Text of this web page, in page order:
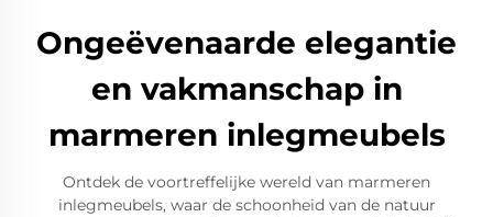
Ongeëvenaarde elegantie
en vakmanschap in
marmeren inlegmeubels
Ontdek de voortreffelijke wereld van marmeren
inlegmeubels, waar de schoonheid van de natuur